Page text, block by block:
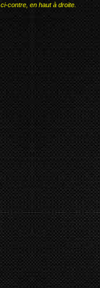
contre, en haut à droite.